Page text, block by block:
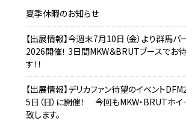
夏季休暇のお知らせ
【出展情報】今週末7月10日（金）より群馬パ
2026開催！ 3日間MKW＆BRUTブースでお
す！！
【出展情報】デリカファン待望のイベント
5日（日）に開催！ 今回もMKW・BRUTホ
致します。